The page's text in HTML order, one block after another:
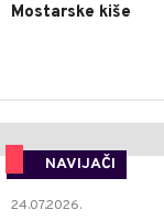
Mostarske kiše
NAVIJAČI
24.07.2026.